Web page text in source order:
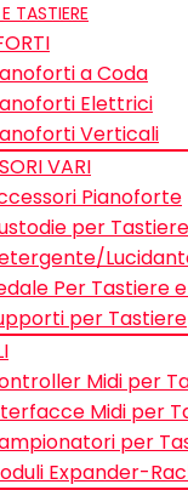
TASTIERE
a Coda
Elettrici
Verticali
VARI
Pianoforte
per Tastiere
Per Tastiere
per Tastiere
Midi per
Midi per
per
Expander-